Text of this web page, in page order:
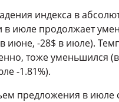
индекса в
июле продолжает
июне, -28$ в июле).
тоже уменьшился
-1.81%).
предложения в июле